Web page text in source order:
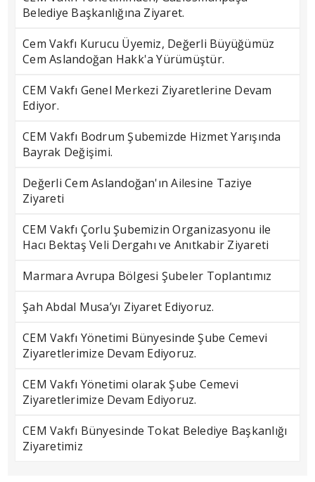
Belediye Başkanlığına Ziyaret.
Cem Vakfı Kurucu Üyemiz, Değerli Büyüğümüz
Cem Aslandoğan Hakk'a Yürümüştür.
CEM Vakfı Genel Merkezi Ziyaretlerine Devam
Ediyor.
CEM Vakfı Bodrum Şubemizde Hizmet Yarışında
Bayrak Değişimi.
Değerli Cem Aslandoğan'ın Ailesine Taziye
Ziyareti
CEM Vakfı Çorlu Şubemizin Organizasyonu ile
Hacı Bektaş Veli Dergahı ve Anıtkabir Ziyareti
Marmara Avrupa Bölgesi Şubeler Toplantımız
Şah Abdal Musa’yı Ziyaret Ediyoruz.
CEM Vakfı Yönetimi Bünyesinde Şube Cemevi
Ziyaretlerimize Devam Ediyoruz.
CEM Vakfı Yönetimi olarak Şube Cemevi
Ziyaretlerimize Devam Ediyoruz.
CEM Vakfı Bünyesinde Tokat Belediye Başkanlığı
Ziyaretimiz